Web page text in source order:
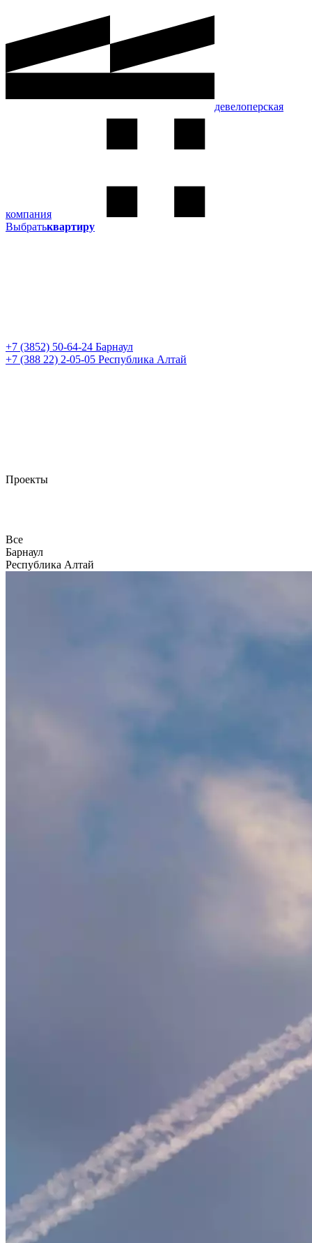
девелоперская
компания
Выбратьквартиру
+7 (3852) 50-64-24 Барнаул
+7 (388 22) 2-05-05 Республика Алтай
Проекты
Все
Барнаул
Республика Алтай